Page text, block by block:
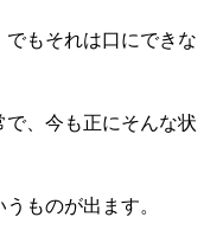
でもそれは口にできな
、今も正にそんな状
ものが出ます。